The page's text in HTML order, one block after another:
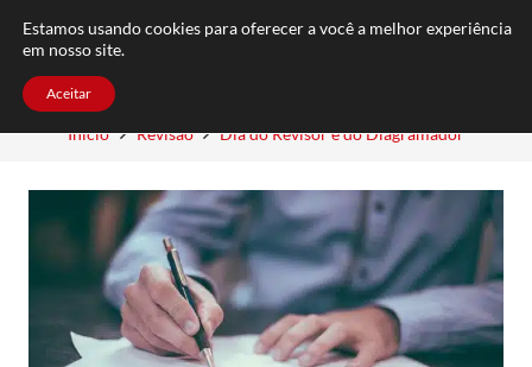
FAQ TRABALHE CONOSCO CONTATO
Início Revisão Dia do Revisor e do Diagramador
Estamos usando cookies para oferecer a você a melhor experiência
em nosso site.
Aceitar